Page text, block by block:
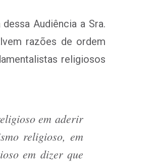
Audiência a Sra.
razões de ordem
religiosos
em aderir
religioso, em
em dizer que